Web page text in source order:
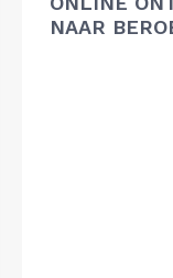
NAAR